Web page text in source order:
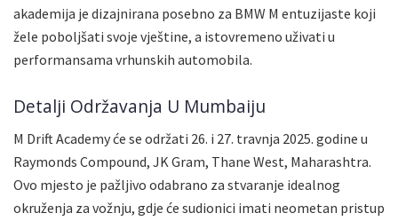
akademija je dizajnirana posebno za BMW M entuzijaste koji
žele poboljšati svoje vještine, a istovremeno uživati u
performansama vrhunskih automobila.
Detalji Održavanja U Mumbaiju
M Drift Academy će se održati 26. i 27. travnja 2025. godine u
Raymonds Compound, JK Gram, Thane West, Maharashtra.
Ovo mjesto je pažljivo odabrano za stvaranje idealnog
okruženja za vožnju, gdje će sudionici imati neometan pristup